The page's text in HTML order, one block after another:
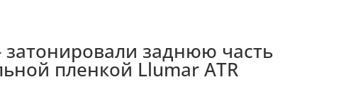
затонировали заднюю часть
пленкой Llumar ATR